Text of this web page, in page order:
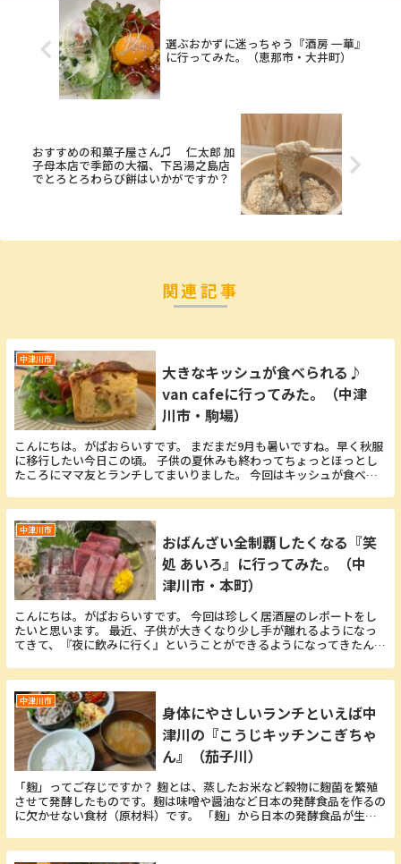
選ぶおかずに迷っちゃう『酒房 一華』
に行ってみた。（恵那市・大井町）
おすすめの和菓子屋さん♫ 仁太郎 加
子母本店で季節の大福、下呂湯之島店
でとろとろわらび餅はいかがですか？
関連記事
中津川市
大きなキッシュが食べられる♪
van cafeに行ってみた。（中津
川市・駒場）
こんにちは。がぱおらいすです。 まだまだ9月も暑いですね。早く秋服
に移行したい今日この頃。 子供の夏休みも終わってちょっとほっとし
たころにママ友とランチしてまいりました。 今回はキッシュが食べた
中津川市
おばんざい全制覇したくなる『笑
処 あいろ』に行ってみた。（中
津川市・本町）
こんにちは。がぱおらいすです。 今回は珍しく居酒屋のレポートをし
たいと思います。 最近、子供が大きくなり少し手が離れるようになっ
てきて、『夜に飲みに行く』ということができるようになってきたんで
中津川市
身体にやさしいランチといえば中
津川の『こうじキッチンこぎちゃ
ん』（茄子川）
「麹」ってご存じですか？ 麹とは、蒸したお米など穀物に麹菌を繁殖
させて発酵したものです。麹は味噌や醤油など日本の発酵食品を作るの
に欠かせない食材（原材料）です。 「麹」から日本の発酵食品が生ま